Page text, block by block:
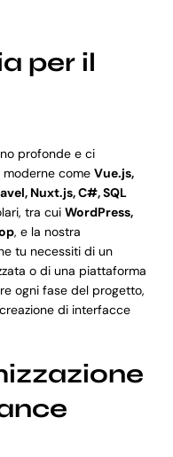
per il
profonde e ci
come Vue.js,
Nuxt.js, C#, SQL
tra cui WordPress,
, e la nostra
tu necessiti di un
o di una piattaforma
ogni fase del progetto,
di interfacce